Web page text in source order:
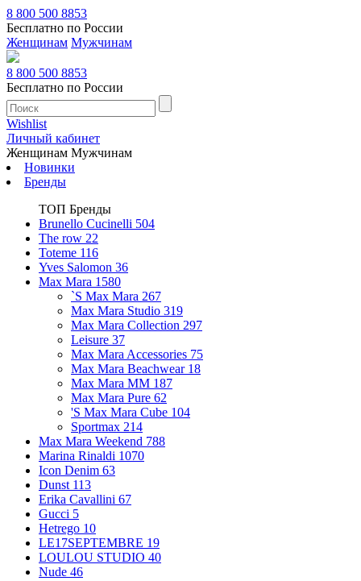
8 800 500 8853
Бесплатно по России
Женщинам Мужчинам
8 800 500 8853
Бесплатно по России
Wishlist
Личный кабинет
Женщинам Мужчинам
Новинки
Бренды
ТОП Бренды
Brunello Cucinelli 504
The row 22
Toteme 116
Yves Salomon 36
Max Mara 1580
`S Max Mara 267
Max Mara Studio 319
Max Mara Collection 297
Leisure 37
Max Mara Accessories 75
Max Mara Beachwear 18
Max Mara MM 187
Max Mara Pure 62
'S Max Mara Cube 104
Sportmax 214
Max Mara Weekend 788
Marina Rinaldi 1070
Icon Denim 63
Dunst 113
Erika Cavallini 67
Gucci 5
Hetrego 10
LE17SEPTEMBRE 19
LOULOU STUDIO 40
Nude 46